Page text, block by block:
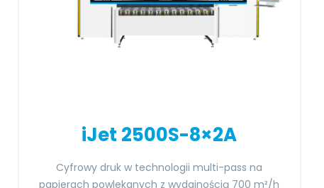
iJet 2500S-8×2A
Cyfrowy druk w technologii multi-pass na
papierach powlekanych z wydajnością 700 m²/h